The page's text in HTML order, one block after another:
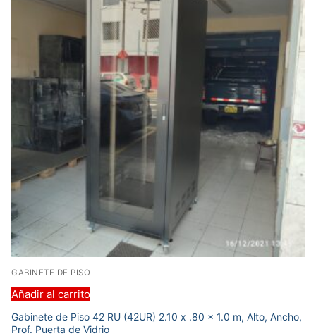
GABINETE DE PISO
Añadir al carrito
Gabinete de Piso 42 RU (42UR) 2.10 x .80 x 1.0 m, Alto, Ancho,
Prof. Puerta de Vidrio